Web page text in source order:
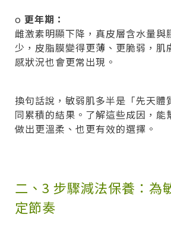
o 更年期：
雌激素明顯下降，真皮層含水量與
少，皮脂膜變得更薄、更脆弱，肌
感狀況也會更常出現。
換句話說，敏弱肌多半是「先天體
同累積的結果。了解這些成因，能
做出更溫柔、也更有效的選擇。
二、3 步驟減法保養：為
定節奏